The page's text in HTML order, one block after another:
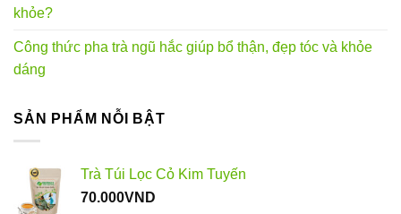
khỏe?
Công thức pha trà ngũ hắc giúp bổ thận, đẹp tóc và khỏe
dáng
SẢN PHẨM NỖI BẬT
Trà Túi Lọc Cỏ Kim Tuyến
70.000VND